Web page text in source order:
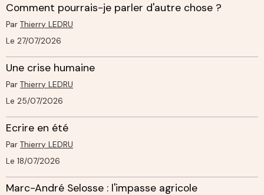
Comment pourrais-je parler d'autre chose ?
Par Thierry LEDRU
Le 27/07/2026
Une crise humaine
Par Thierry LEDRU
Le 25/07/2026
Ecrire en été
Par Thierry LEDRU
Le 18/07/2026
Marc-André Selosse : l'impasse agricole